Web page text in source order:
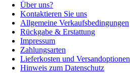
Über uns?
Kontaktieren Sie uns
Allgemeine Verkaufsbedingungen
Rückgabe & Erstattung
Impressum
Zahlungsarten
Lieferkosten und Versandoptionen
Hinweis zum Datenschutz